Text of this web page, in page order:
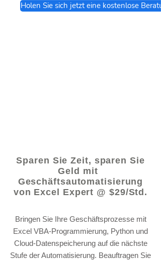
Holen Sie sich jetzt eine kostenlose
Sparen Sie Zeit, sparen Sie
Geld mit
Geschäftsautomatisierung
von Excel Expert @ $29/Std.
Bringen Sie Ihre Geschäftsprozesse mit
Excel VBA-Programmierung, Python und
Cloud-Datenspeicherung auf die nächste
Stufe der Automatisierung. Beauftragen Sie